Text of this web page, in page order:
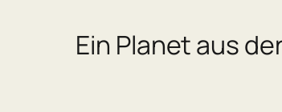
Ein Planet aus